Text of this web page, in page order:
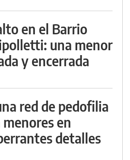
en el Barrio
una menor
y encerrada
red de pedofilia
en
detalles